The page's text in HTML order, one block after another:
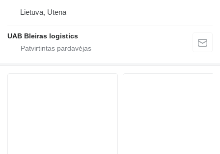
Lietuva, Utena
UAB Bleiras logistics